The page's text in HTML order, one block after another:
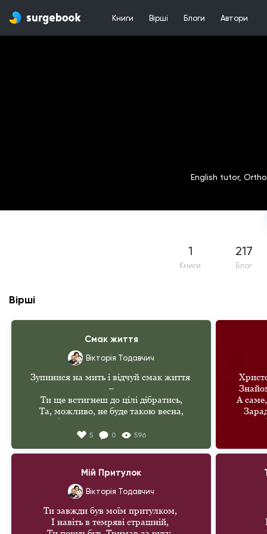
Книги Вірші Блоги Автори
English tutor,
1
Книги
217
Блог
Вірші
Смак життя
Вікторія Тодавчич
Зупинися на мить і відчуй смак життя
–
Ти ще встигнеш до цілі дібратись,
Та, можливо, не буде такою весна,
Щоб ти нею міг знов милуватись.
час –
Бог премудро все вирішив вчасно.
Подивись, як розквітли зелені поля –
Чи не це ж бо є істинне щастя?
Маєш вибір – як жити, кохати та йти,
Свої цілі та мрії плекати.
5 0 596
А
Мій Притулок
Вікторія Тодавчич
Ти завжди був моїм притулком,
І навіть в темряві страшній,